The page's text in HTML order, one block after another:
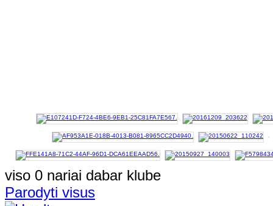
viso 0 nariai dabar klube
Parodyti visus